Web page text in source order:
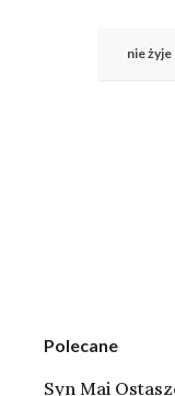
nie żyje
Polecane
Syn Mai